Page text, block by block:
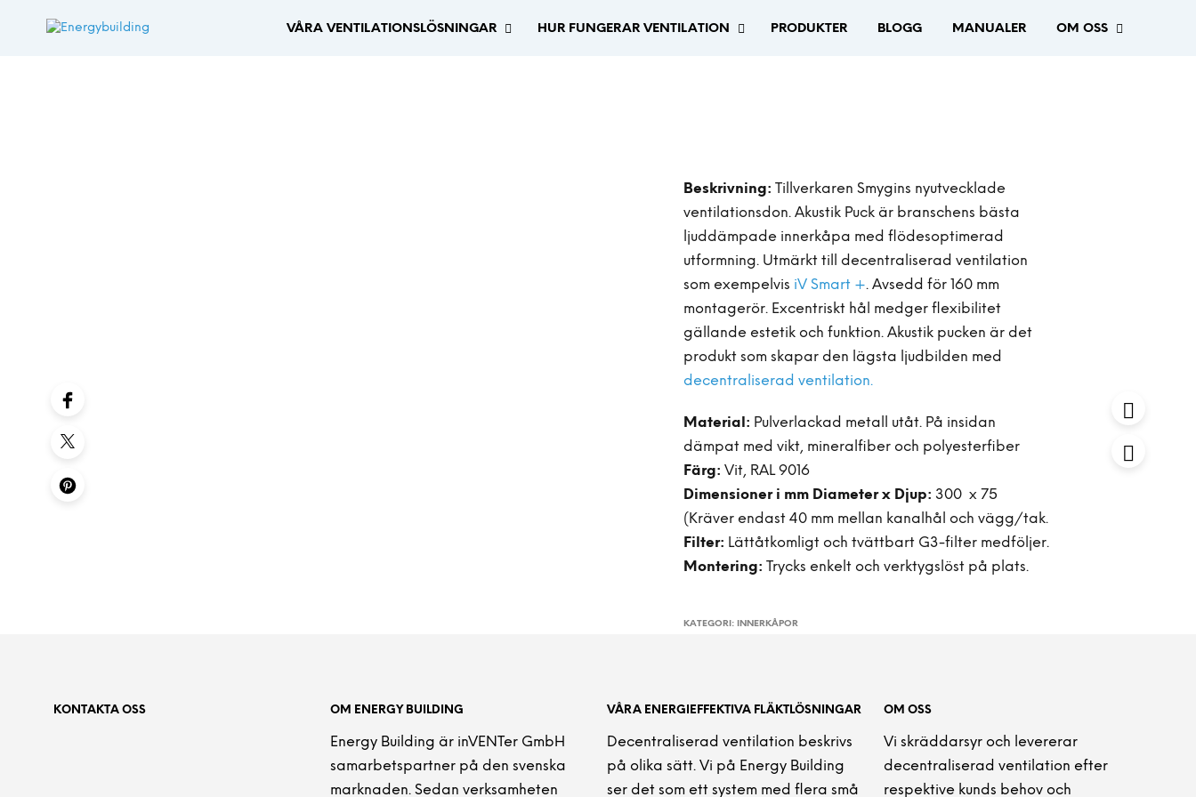
VÅRA VENTILATIONSLÖSNINGAR HUR FUNGERAR VENTILATION PRODUKTER BLOGG MANUALER OM OSS
Beskrivning: Tillverkaren Smygins nyutvecklade
ventilationsdon. Akustik Puck är branschens bästa
ljuddämpade innerkåpa med flödesoptimerad
utformning. Utmärkt till decentraliserad ventilation
som exempelvis iV Smart +. Avsedd för 160 mm
montagerör. Excentriskt hål medger flexibilitet
gällande estetik och funktion. Akustik pucken är det
produkt som skapar den lägsta ljudbilden med
decentraliserad ventilation.
Material: Pulverlackad metall utåt. På insidan
dämpat med vikt, mineralfiber och polyesterfiber
Färg: Vit, RAL 9016
Dimensioner i mm Diameter x Djup: 300 x 75
(Kräver endast 40 mm mellan kanalhål och vägg/tak.
Filter: Lättåtkomligt och tvättbart G3-filter medföljer.
Montering: Trycks enkelt och verktygslöst på plats.
KATEGORI: INNERKÅPOR
KONTAKTA OSS OM ENERGY BUILDING
Energy Building är inVENTer GmbH
samarbetspartner på den svenska
marknaden. Sedan verksamheten
VÅRA ENERGIEFFEKTIVA FLÄKTLÖSNINGAR
Decentraliserad ventilation beskrivs
på olika sätt. Vi på Energy Building
ser det som ett system med flera små
OM OSS
Vi skräddarsyr och levererar
decentraliserad ventilation efter
respektive kunds behov och